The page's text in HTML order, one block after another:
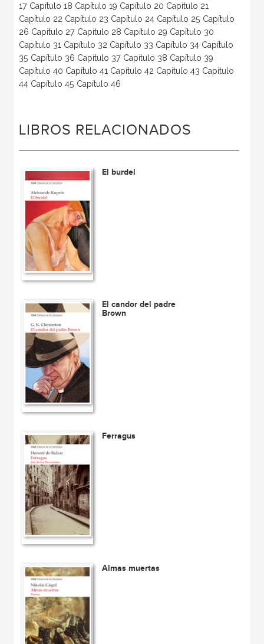
17 Capítulo 18 Capítulo 19 Capítulo 20 Capítulo 21
Capítulo 22 Capítulo 23 Capítulo 24 Capítulo 25 Capítulo
26 Capítulo 27 Capítulo 28 Capítulo 29 Capítulo 30
Capítulo 31 Capítulo 32 Capítulo 33 Capítulo 34 Capítulo
35 Capítulo 36 Capítulo 37 Capítulo 38 Capítulo 39
Capítulo 40 Capítulo 41 Capítulo 42 Capítulo 43 Capítulo
44 Capítulo 45 Capítulo 46
LIBROS RELACIONADOS
El burdel
El candor del padre
Brown
Ferragus
Almas muertas